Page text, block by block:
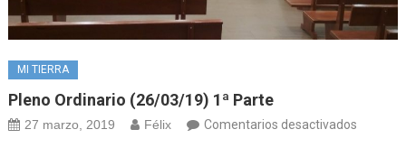
MI TIERRA
Pleno Ordinario (26/03/19) 1ª Parte
27 marzo, 2019 Félix Comentarios desactivadosen